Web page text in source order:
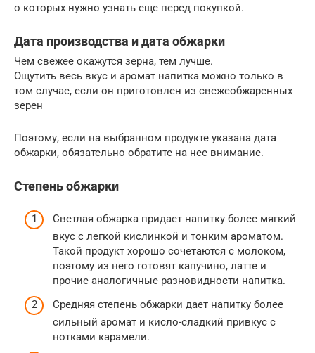
о которых нужно узнать еще перед покупкой.
Дата производства и дата обжарки
Чем свежее окажутся зерна, тем лучше.
Ощутить весь вкус и аромат напитка можно только в
том случае, если он приготовлен из свежеобжаренных
зерен
Поэтому, если на выбранном продукте указана дата
обжарки, обязательно обратите на нее внимание.
Степень обжарки
Светлая обжарка придает напитку более мягкий
вкус с легкой кислинкой и тонким ароматом.
Такой продукт хорошо сочетаются с молоком,
поэтому из него готовят капучино, латте и
прочие аналогичные разновидности напитка.
Средняя степень обжарки дает напитку более
сильный аромат и кисло-сладкий привкус с
нотками карамели.